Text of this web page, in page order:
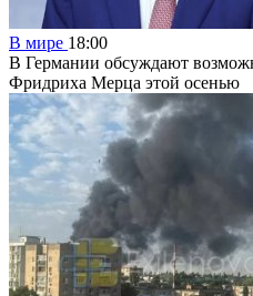
В мире 18:00
В Германии обсуждают
Фридриха Мерца этой осенью